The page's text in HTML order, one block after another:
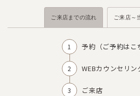
ご来店までの流れ ご来店～
予約（ご予約はこ
WEBカウンセリン
ご来店